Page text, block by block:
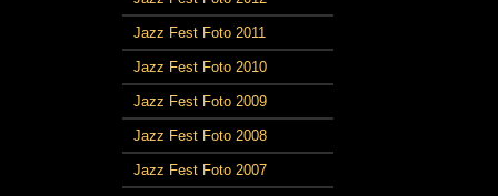
Jazz Fest Foto 2011
Jazz Fest Foto 2010
Jazz Fest Foto 2009
Jazz Fest Foto 2008
Jazz Fest Foto 2007